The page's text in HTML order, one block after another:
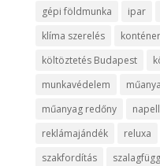
gépi földmunka
ipar
klíma szerelés
konténer
költöztetés Budapest
munkavédelem
műanyag redőny
reklámajándék
reluxa
szakfordítás